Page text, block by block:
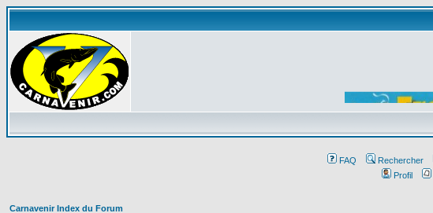
FAQ Rechercher
Profil
Carnavenir Index du Forum